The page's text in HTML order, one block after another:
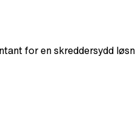
for en skreddersydd